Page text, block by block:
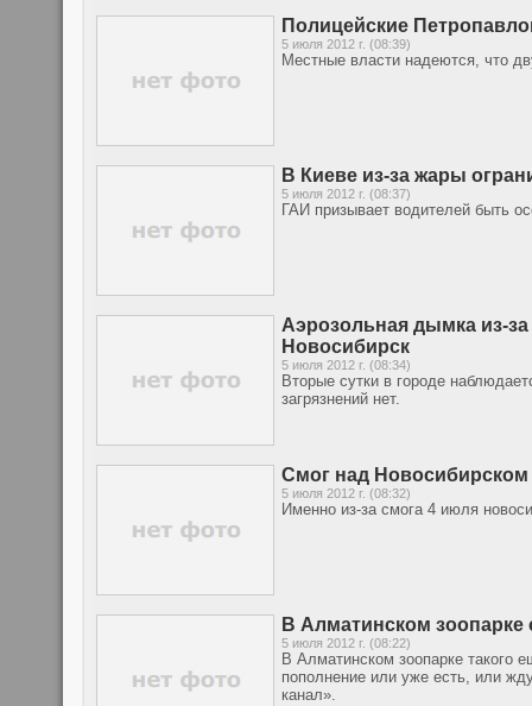
Полицейские
5 июля 2012 г. (08:39)
Местные власти надеются, что
В Киеве из-за жары
5 июля 2012 г. (08:37)
ГАИ призывает водителей быть
Аэрозольная дымка из-
Новосибирск
5 июля 2012 г. (08:34)
Вторые сутки в городе
загрязнений нет.
Смог над Новосибирском
5 июля 2012 г. (08:32)
Именно из-за смога 4 июля
В Алматинском зоопарке
5 июля 2012 г. (08:22)
В Алматинском зоопарке такого
пополнение или уже есть, или
канал».